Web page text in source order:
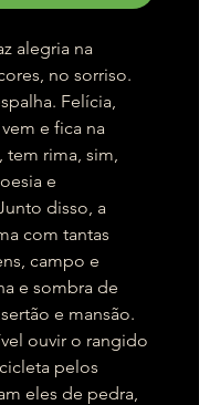
alegria na
no sorriso.
Felícia,
e fica na
tem rima, sim,
e
disso, a
com tantas
campo e
e sombra de
e mansão.
ouvir o rangido
pelos
eles de pedra,